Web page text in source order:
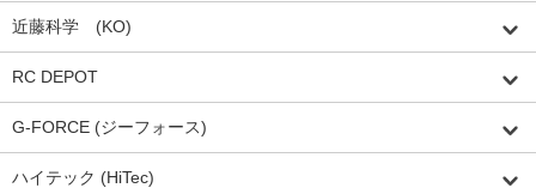
近藤科学 (KO)
RC DEPOT
G-FORCE (ジーフォース)
ハイテック (HiTec)